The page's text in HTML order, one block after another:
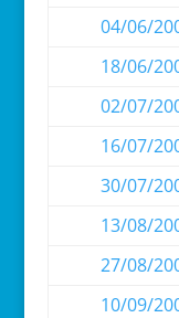
04/06/
18/06/
02/07/
16/07/
30/07/
13/08/
27/08/
10/09/